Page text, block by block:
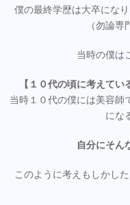
僕の最終学歴は大卒にな
（勿論専
当時の僕は
【１０代の頃に考えてい
当時１０代の僕には美容師
にな
自分にそん
このように考えもしかし